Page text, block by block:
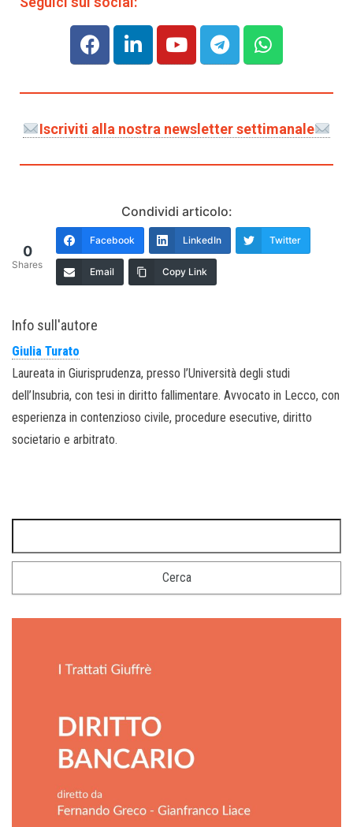
Iscriviti alla nostra newsletter settimanale
Condividi articolo:
0
Shares
Facebook LinkedIn Twitter
Email Copy Link
Info sull'autore
Giulia Turato
Laureata in Giurisprudenza, presso l’Università degli studi
dell’Insubria, con tesi in diritto fallimentare. Avvocato in Lecco, con
esperienza in contenzioso civile, procedure esecutive, diritto
societario e arbitrato.